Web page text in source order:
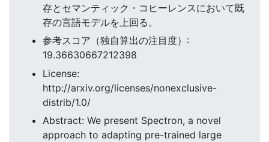
存とセマンティック・コヒーレンスにおいて既
存の言語モデルを上回る。
参考スコア（独自算出の注目度）:
19.36630667212398
License:
http://arxiv.org/licenses/nonexclusive-
distrib/1.0/
Abstract: We present Spectron, a novel
approach to adapting pre-trained large